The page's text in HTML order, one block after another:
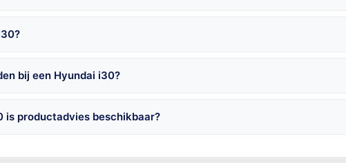
bij een Hyundai i30?
is productadvies beschikbaar?